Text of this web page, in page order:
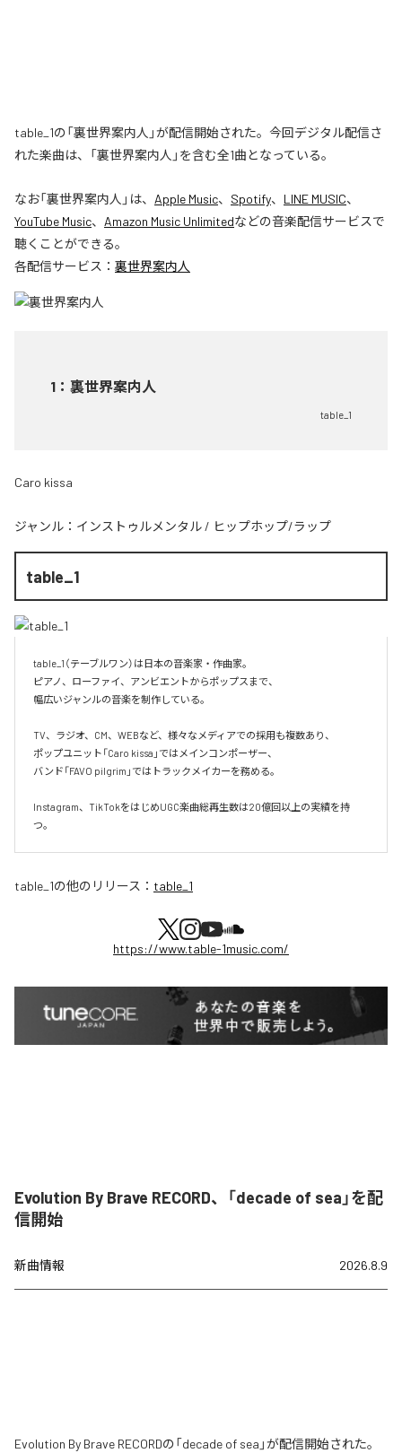
table_1の「裏世界案内人」が配信開始された。今回デジタル配信さ
れた楽曲は、「裏世界案内人」を含む全1曲となっている。
なお「裏世界案内人 」は、 Apple Music、 Spotify、 LINE MUSIC、
YouTube Music、 Amazon Music Unlimitedなどの音楽配信サービスで
聴くことができる。
各配信サービス： 裏世界案内人
1 ： 裏世界案内人
table_1
Caro kissa
ジャンル： インストゥルメンタル / ヒップホップ/ラップ
table_1
table_1（テーブルワン）は日本の音楽家・作曲家。
ピアノ、ローファイ、アンビエントからポップスまで、
幅広いジャンルの音楽を制作している。
TV、ラジオ、CM、WEBなど、様々なメディアでの採用も複数あり、
ポップユニット「Caro kissa」ではメインコンポーザー、
バンド「FAVO pilgrim」ではトラックメイカーを務める。
Instagram、TikTokをはじめUGC楽曲総再生数は20億回以上の実績を持
つ。
table_1の他のリリース： table_1
https://www.table-1music.com/
Evolution By Brave RECORD、「decade of sea」を配
信開始
新曲情報 2026.8.9
Evolution By Brave RECORDの「decade of sea」が配信開始された。